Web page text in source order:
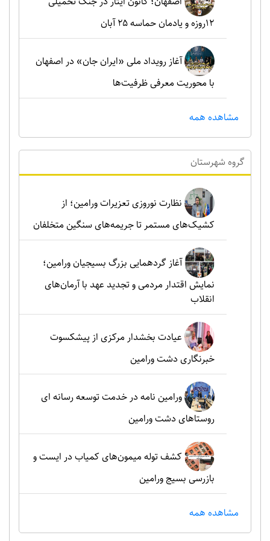
۱۲روزه و یادمان حماسه ۲۵ آبان
آغاز رویداد ملی «ایران جان» در اصفهان
با محوریت معرفی ظرفیت‌ها
مشاهده همه
گروه شهرستان
نظارت نوروزی تعزیرات ورامین؛ از
کشیک‌های مستمر تا جریمه‌های سنگین متخلفان
آغاز گردهمایی بزرگ بسیجیان ورامین؛
نمایش اقتدار مردمی و تجدید عهد با آرمان‌های
انقلاب
عیادت بخشدار مرکزی از پیشکسوت
خبرنگاری دشت ورامین
ورامین نامه در خدمت توسعه رسانه ای
روستاهای دشت ورامین
کشف توله میمون‌های کمیاب در ایست و
بازرسی بسیج ورامین
مشاهده همه